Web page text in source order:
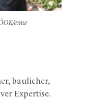
emw
baulicher,
Expertise.